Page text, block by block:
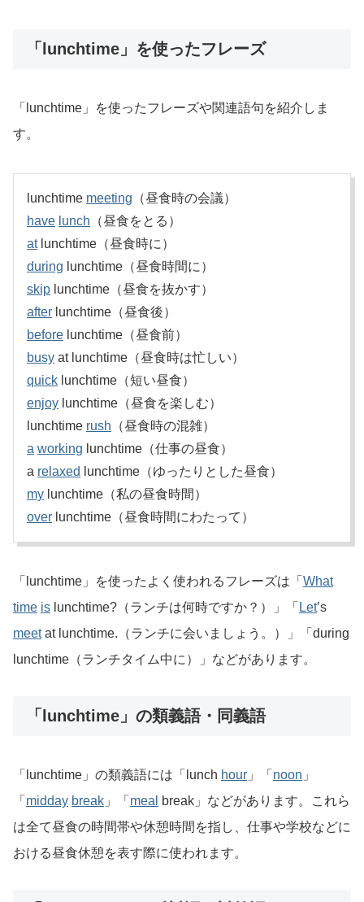
「lunchtime」を使ったフレーズ
「lunchtime」を使ったフレーズや関連語句を紹介しま
す。
lunchtime meeting （昼食時の会議）
have lunch （昼食をとる）
atlunchtime（昼食時に）
during lunchtime（昼食時間に）
skip lunchtime（昼食を抜かす）
after lunchtime（昼食後）
before lunchtime（昼食前）
busy at lunchtime（昼食時は忙しい）
quick lunchtime（短い昼食）
enjoy lunchtime（昼食を楽しむ）
lunchtime rush （昼食時の混雑）
a working lunchtime（仕事の昼食）
a relaxed
lunchtime（ゆったりとした昼食）
my lunchtime（私の昼食時間）
over lunchtime（昼食時間にわたって）
「lunchtime」を使ったよく使われるフレーズは「 What
time is lunchtime?（ランチは何時ですか？）」「 Let’s
meetat lunchtime.（ランチに会いましょう。）」「during
lunchtime（ランチタイム中に）」などがあります。
「lunchtime」の類義語・同義語
「lunchtime」の類義語には「lunch hour 」「 noon 」
「 midday break 」「 meal
break」などがあります。これら
は全て昼食の時間帯や休憩時間を指し、仕事や学校などに
おける昼食休憩を表す際に使われます。